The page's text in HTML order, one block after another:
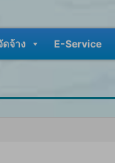
จ้าง E-Service